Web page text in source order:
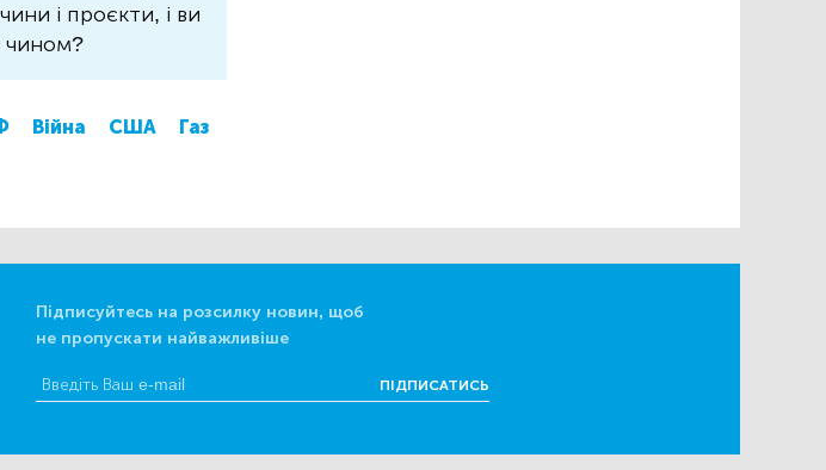
і проєкти, і ви
чином?
Війна США Газ
Підписуйтесь на розсилку новин, щоб
не пропускати найважливіше
ПІДПИСАТИСЬ